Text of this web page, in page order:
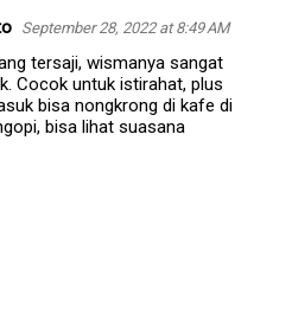
September 28, 2022 at 8:49 AM
tersaji, wismanya sangat
Cocok untuk istirahat, plus
bisa nongkrong di kafe di
bisa lihat suasana